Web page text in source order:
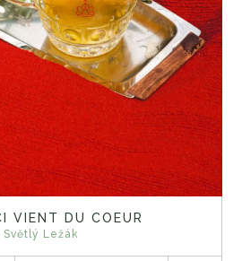
VIENT DU COEUR
Světlý Ležák